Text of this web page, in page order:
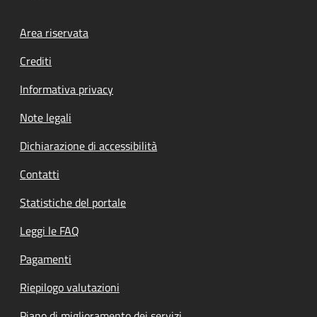
Footer menu
Area riservata
Crediti
Informativa privacy
Note legali
Dichiarazione di accessibilità
Contatti
Statistiche del portale
Leggi le FAQ
Pagamenti
Riepilogo valutazioni